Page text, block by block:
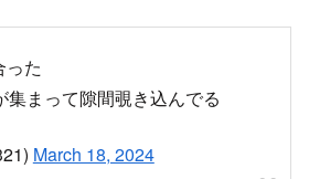
まって隙間覗き込んでる
March 18, 2024